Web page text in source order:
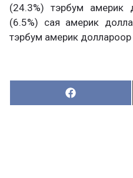
(24.3%) тэрбум америк
(6.5%) сая америк
тэрбум америк доллароор
Хуваалцах:
Х
у